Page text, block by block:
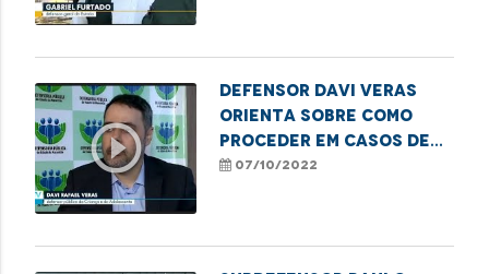
play_circle_outline
Defensor Davi Veras
orienta sobre como
proceder em casos de
violência sexual
07/10/2022